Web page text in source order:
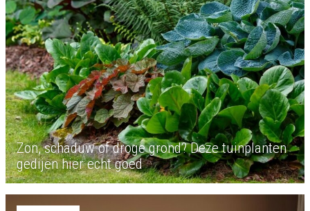
Zon, schaduw of droge grond? Deze tuinplanten
gedijen hier echt goed